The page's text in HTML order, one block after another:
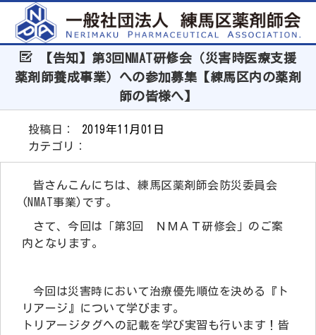
【告知】第3回NMAT研修会（災害時医療支援
薬剤師養成事業）への参加募集【練馬区内の薬剤
師の皆様へ】
投稿日：
2019年11月01日
カテゴリ：
皆さんこんにちは、練馬区薬剤師会 防災委員会
(NMAT事業) です。
さて、今回は「第3回 ＮＭＡＴ研修会」のご案
内となります。
今回は災害時において治療優先順位を決める『ト
リアージ』について学びます。
トリアージタグへの記載を学び実習も行います！皆